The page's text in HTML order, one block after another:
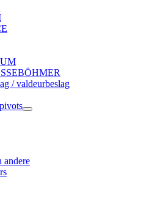
/ valdeurbeslag
andere